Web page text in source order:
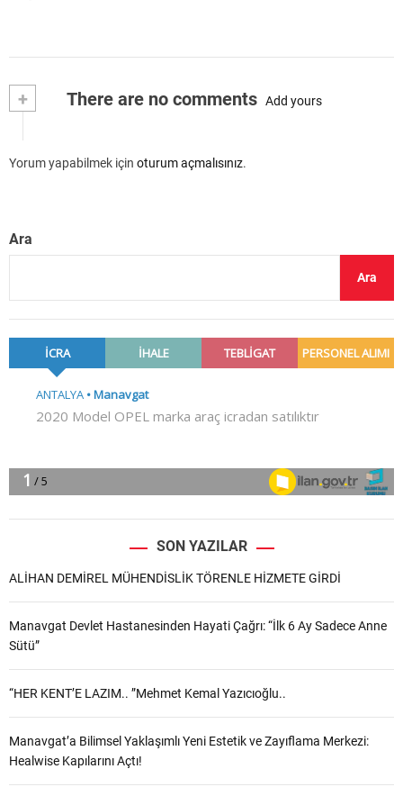
+ There are no comments Add yours
Yorum yapabilmek için oturum açmalısınız.
Ara
Ara
SON YAZILAR
ALİHAN DEMİREL MÜHENDİSLİK TÖRENLE HİZMETE GİRDİ
Manavgat Devlet Hastanesinden Hayati Çağrı: “İlk 6 Ay Sadece Anne
Sütü”
“HER KENT’E LAZIM.. ”Mehmet Kemal Yazıcıoğlu..
Manavgat’a Bilimsel Yaklaşımlı Yeni Estetik ve Zayıflama Merkezi:
Healwise Kapılarını Açtı!